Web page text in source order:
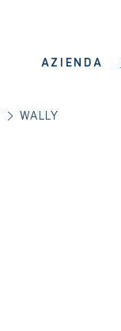
AZIENDA
WALLY